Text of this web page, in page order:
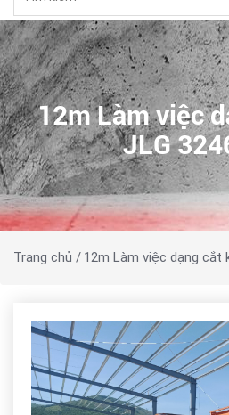
12m Làm việc
JLG
Trang chủ / 12m Làm việc dạng cắt